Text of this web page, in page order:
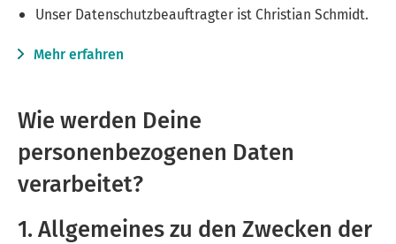
Unser Datenschutzbeauftragter ist Christian Schmidt.
Mehr erfahren
Wie werden Deine
personenbezogenen Daten
verarbeitet?
1. Allgemeines zu den Zwecken der